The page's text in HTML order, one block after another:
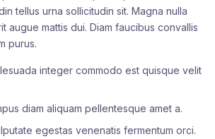
tellus urna sollicitudin sit. Magna nulla
augue mattis dui. Diam faucibus convallis
purus.
integer commodo est quisque velit
diam aliquam pellentesque amet a.
egestas venenatis fermentum orci.